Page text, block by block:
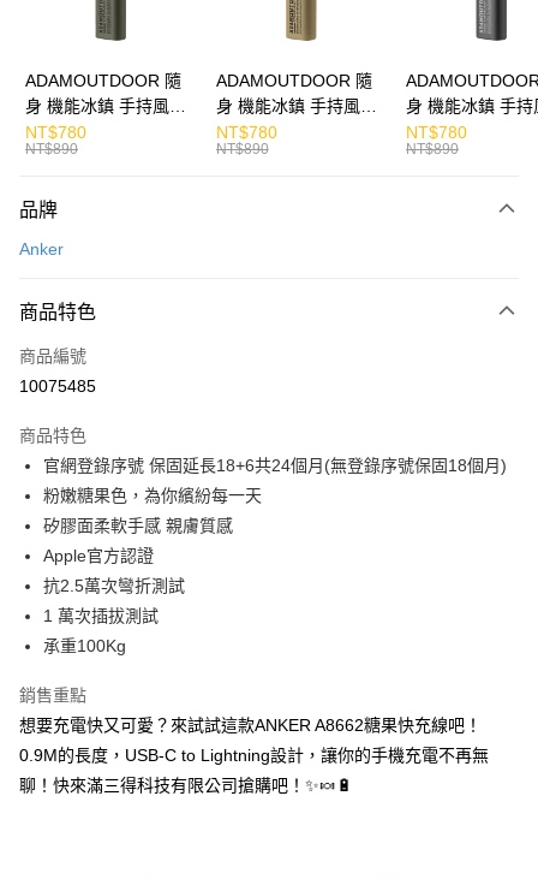
運送方式
免運費
付款後7-11取貨
宅配
每筆NT$130，滿NT$399(含以上)免運費
ADAMOUTDOOR 隨
身 機能冰鎮 手持風扇
掛繩
NT$780
NT$890
ADAMOUTDOOR 隨
身 機能冰鎮 手持風扇
掛繩
NT$780
NT$890
身 機能冰鎮 手持
掛繩
NT$780
NT$890
品牌
Anker
商品特色
商品編號
10075485
商品特色
官網登錄序號 保固延長18+6共24個月(無登錄序號保固18個月)
粉嫩糖果色，為你繽紛每一天
矽膠面柔軟手感 親膚質感
Apple官方認證
抗2.5萬次彎折測試
1 萬次插拔測試
承重100Kg
銷售重點
想要充電快又可愛？來試試這款ANKER A8662糖果快充線吧！
0.9M的長度，USB-C to Lightning設計，讓你的手機充電不再無
聊！快來滿三得科技有限公司搶購吧！✨🍬🔋